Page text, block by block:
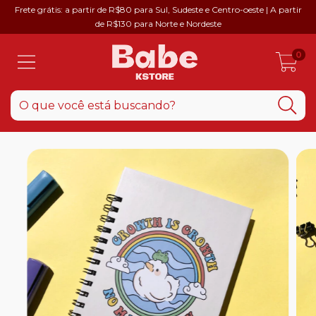
Frete grátis: a partir de R$80 para Sul, Sudeste e Centro-oeste | A partir
de R$130 para Norte e Nordeste
0